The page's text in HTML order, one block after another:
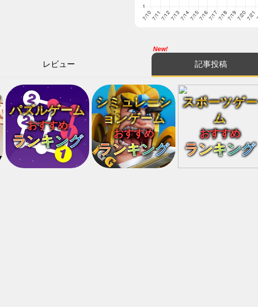
レビュー
New!
記事投稿
パズルゲーム
おすすめ
ランキング
シミュレーシ
ョンゲーム
おすすめ
ランキング
スポーツゲー
ム
おすすめ
ランキング